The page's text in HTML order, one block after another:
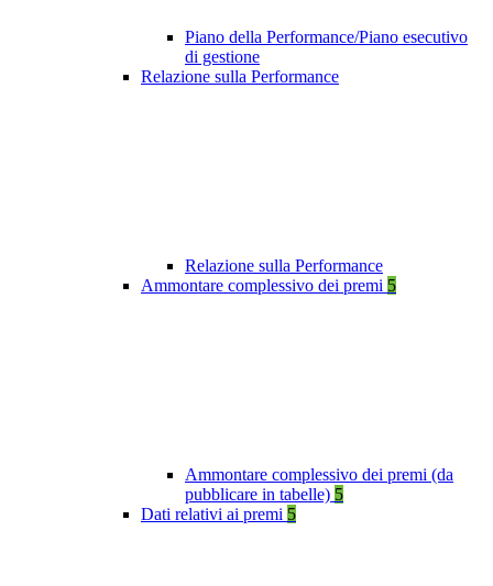
Piano della Performance/Piano esecutivo
di gestione
Relazione sulla Performance
Relazione sulla Performance
Ammontare complessivo dei premi 5
Ammontare complessivo dei premi (da
pubblicare in tabelle) 5
Dati relativi ai premi 5